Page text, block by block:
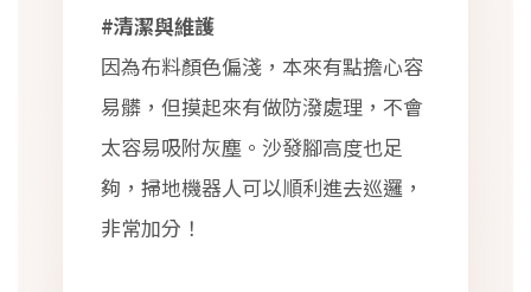
#清潔與維護
因為布料顏色偏淺，本來有點擔心容
易髒，但摸起來有做防潑處理，不會
太容易吸附灰塵。沙發腳高度也足
夠，掃地機器人可以順利進去巡邏，
非常加分！